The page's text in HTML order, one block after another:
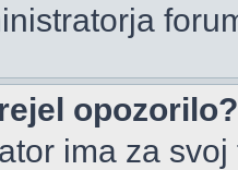
opozorilo?
ima za